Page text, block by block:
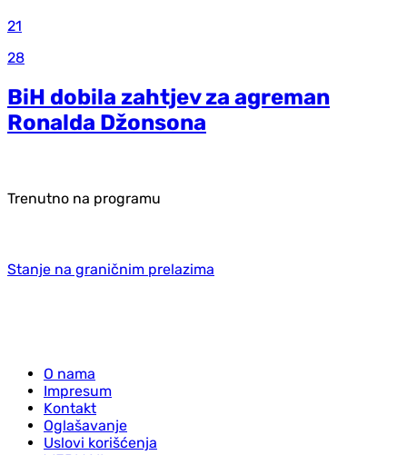
21
28
BiH dobila zahtjev za agreman
Ronalda Džonsona
Trenutno na programu
Stanje na graničnim prelazima
O nama
Impresum
Kontakt
Oglašavanje
Uslovi korišćenja